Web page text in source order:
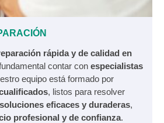
rápida y de calidad en
contar con especialistas
equipo está formado por
, listos para resolver
soluciones eficaces y duraderas,
profesional y de confianza.